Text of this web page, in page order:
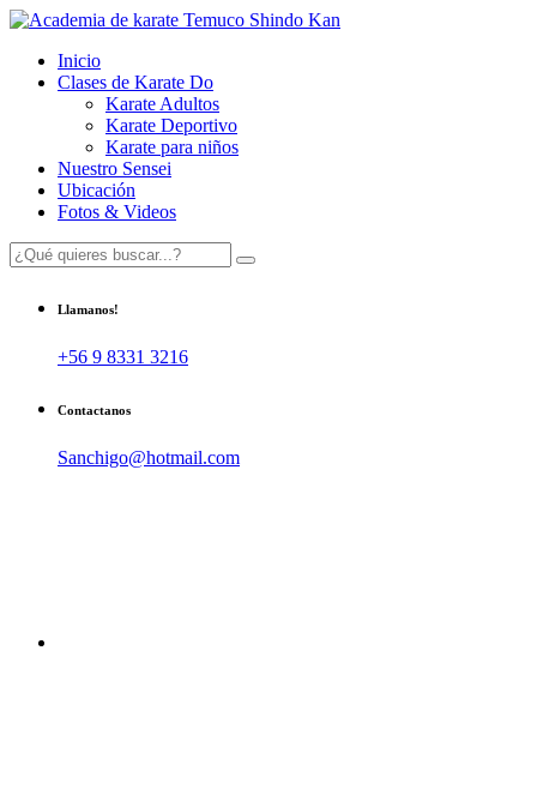
Inicio
Clases de Karate Do
Karate Adultos
Karate Deportivo
Karate para niños
Nuestro Sensei
Ubicación
Fotos & Videos
Llamanos!
+56 9 8331 3216
Contactanos
Sanchigo@hotmail.com